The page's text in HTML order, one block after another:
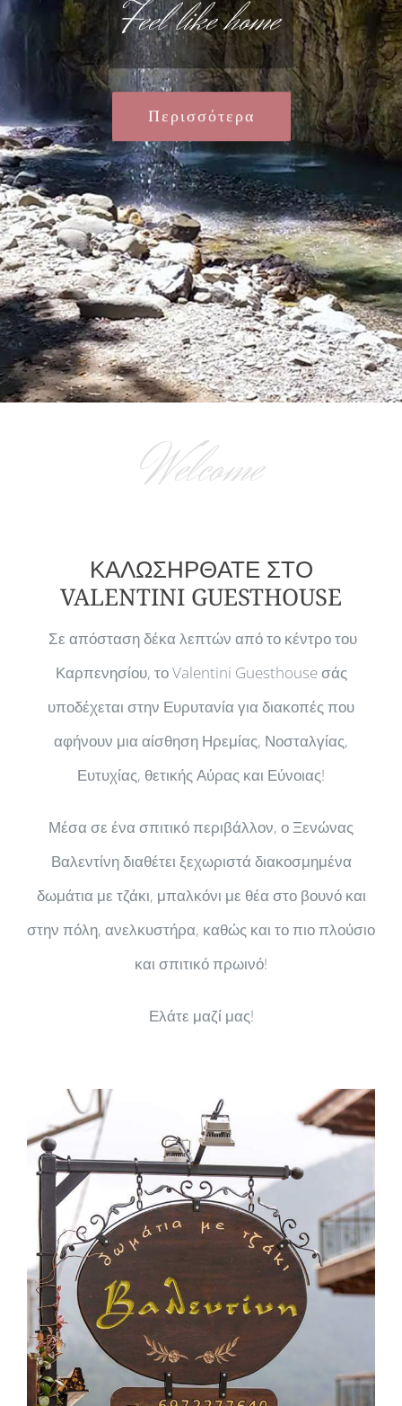
Feel like home
Περισσότερα
Welcome
ΚΑΛΩΣΗΡΘΑΤΕ ΣΤΟ
VALENTINI GUESTHOUSE
Σε απόσταση δέκα λεπτών από το κέντρο του
Καρπενησίου, το Valentini Guesthouse σάς
υποδέχεται στην Ευρυτανία για διακοπές που
αφήνουν μια αίσθηση Ηρεμίας, Νοσταλγίας,
Ευτυχίας, θετικής Αύρας και Εύνοιας!
Μέσα σε ένα σπιτικό περιβάλλον, ο Ξενώνας
Βαλεντίνη διαθέτει ξεχωριστά διακοσμημένα
δωμάτια με τζάκι, μπαλκόνι με θέα στο βουνό και
στην πόλη, ανελκυστήρα, καθώς και το πιο πλούσιο
και σπιτικό πρωινό!
Ελάτε μαζί μας!